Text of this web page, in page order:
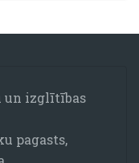
un izglītības
pagasts,